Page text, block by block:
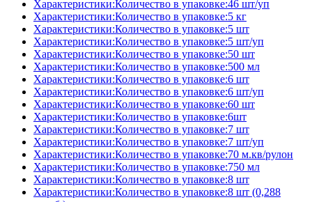
Характеристики:Количество в упаковке:46 шт/уп
Характеристики:Количество в упаковке:5 кг
Характеристики:Количество в упаковке:5 шт
Характеристики:Количество в упаковке:5 шт/уп
Характеристики:Количество в упаковке:50 шт
Характеристики:Количество в упаковке:500 мл
Характеристики:Количество в упаковке:6 шт
Характеристики:Количество в упаковке:6 шт/уп
Характеристики:Количество в упаковке:60 шт
Характеристики:Количество в упаковке:6шт
Характеристики:Количество в упаковке:7 шт
Характеристики:Количество в упаковке:7 шт/уп
Характеристики:Количество в упаковке:70 м.кв/рулон
Характеристики:Количество в упаковке:750 мл
Характеристики:Количество в упаковке:8 шт
Характеристики:Количество в упаковке:8 шт (0,288